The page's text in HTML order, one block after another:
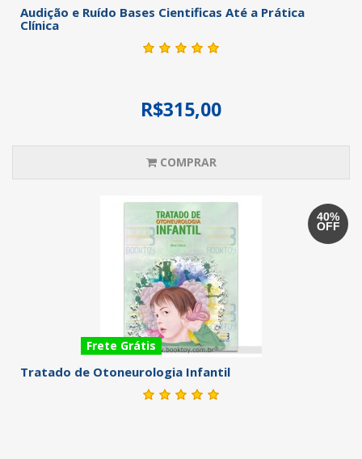
Audição e Ruído Bases Cientificas Até a Prática
Clínica
R$315,00
COMPRAR
40%
OFF
Frete Grátis
Tratado de Otoneurologia Infantil